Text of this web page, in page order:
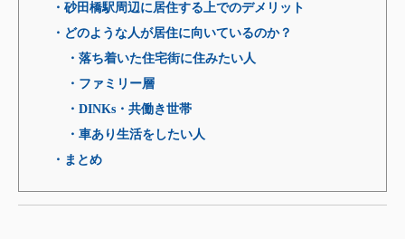
・砂田橋駅周辺に居住する上でのデメリット
・どのような人が居住に向いているのか？
・落ち着いた住宅街に住みたい人
・ファミリー層
・DINKs・共働き世帯
・車あり生活をしたい人
・まとめ